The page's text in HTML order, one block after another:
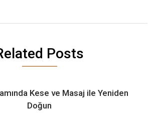
Posts
Kese ve Masaj ile Yeniden
Doğun